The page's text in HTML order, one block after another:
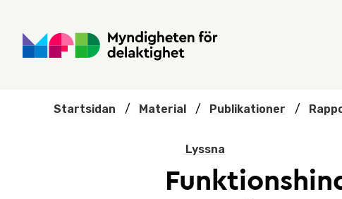
Startsidan / Material / Publikationer /
Lyssna